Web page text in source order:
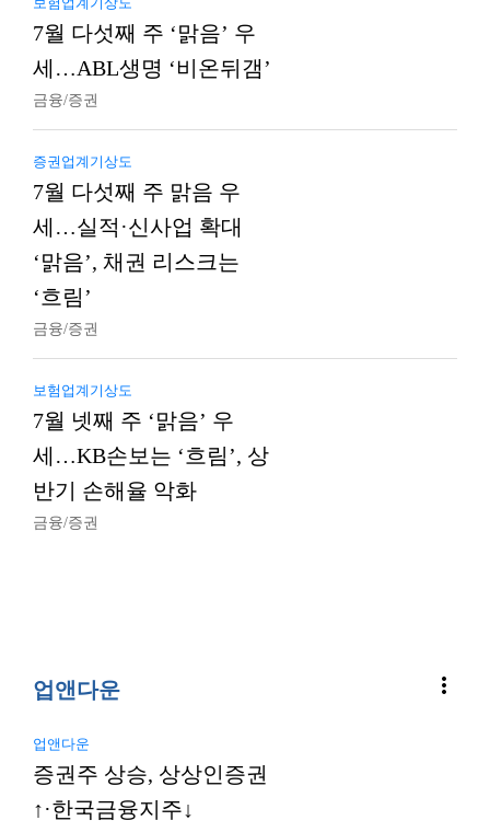
7월 다섯째 주 ‘맑음’ 우
세…ABL생명 ‘비온뒤갬’
금융/증권
증권업계기상도
7월 다섯째 주 맑음 우
세…실적·신사업 확대
‘맑음’, 채권 리스크는
‘흐림’
금융/증권
보험업계기상도
7월 넷째 주 ‘맑음’ 우
세…KB손보는 ‘흐림’, 상
반기 손해율 악화
금융/증권
업앤다운 more_vert
업앤다운
증권주 상승, 상상인증권
↑·한국금융지주↓